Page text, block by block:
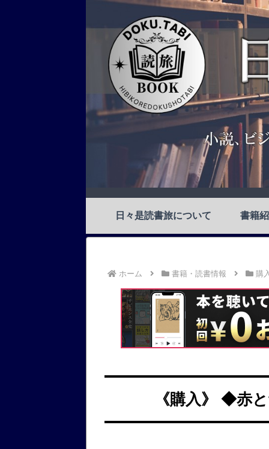
日々是読書旅について 書籍
ホーム 書籍・読書情報 購
《購入》 ◆赤